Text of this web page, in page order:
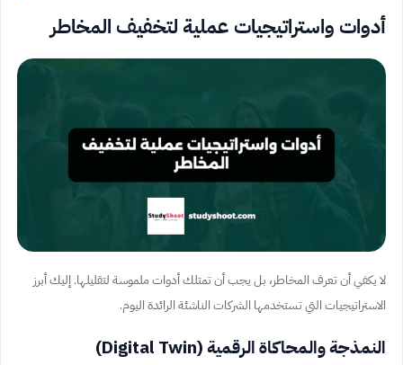
أدوات واستراتيجيات عملية لتخفيف المخاطر
لا يكفي أن تعرف المخاطر، بل يجب أن تمتلك أدوات ملموسة لتقليلها. إليك أبرز
الاستراتيجيات التي تستخدمها الشركات الناشئة الرائدة اليوم.
النمذجة والمحاكاة الرقمية (Digital Twin)